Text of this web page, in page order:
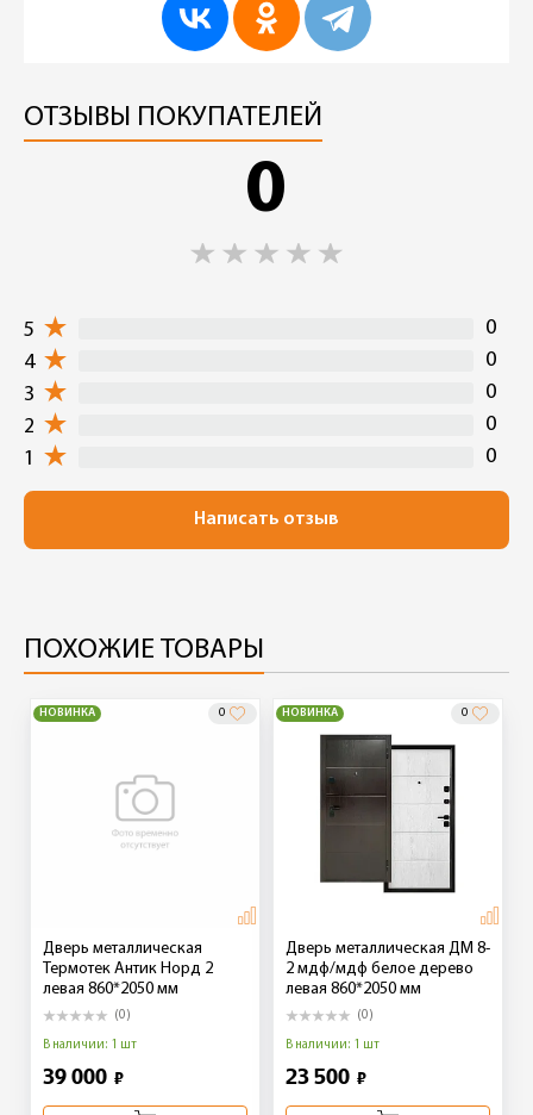
ОТЗЫВЫ ПОКУПАТЕЛЕЙ
0
5
0
4
0
3
0
2
0
1
0
Написать отзыв
ПОХОЖИЕ ТОВАРЫ
НОВИНКА 0
Дверь металлическая
Термотек Антик Норд 2
левая 860*2050 мм
(0)
В наличии: 1 шт
39 000 ₽
НОВИНКА 0
Дверь металлическая ДМ 8-
2 мдф/мдф белое дерево
левая 860*2050 мм
(0)
В наличии: 1 шт
23 500 ₽